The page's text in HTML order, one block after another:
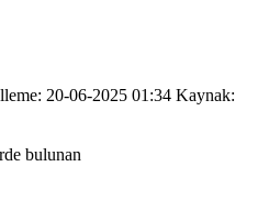
20-06-2025 01:34 Kaynak: